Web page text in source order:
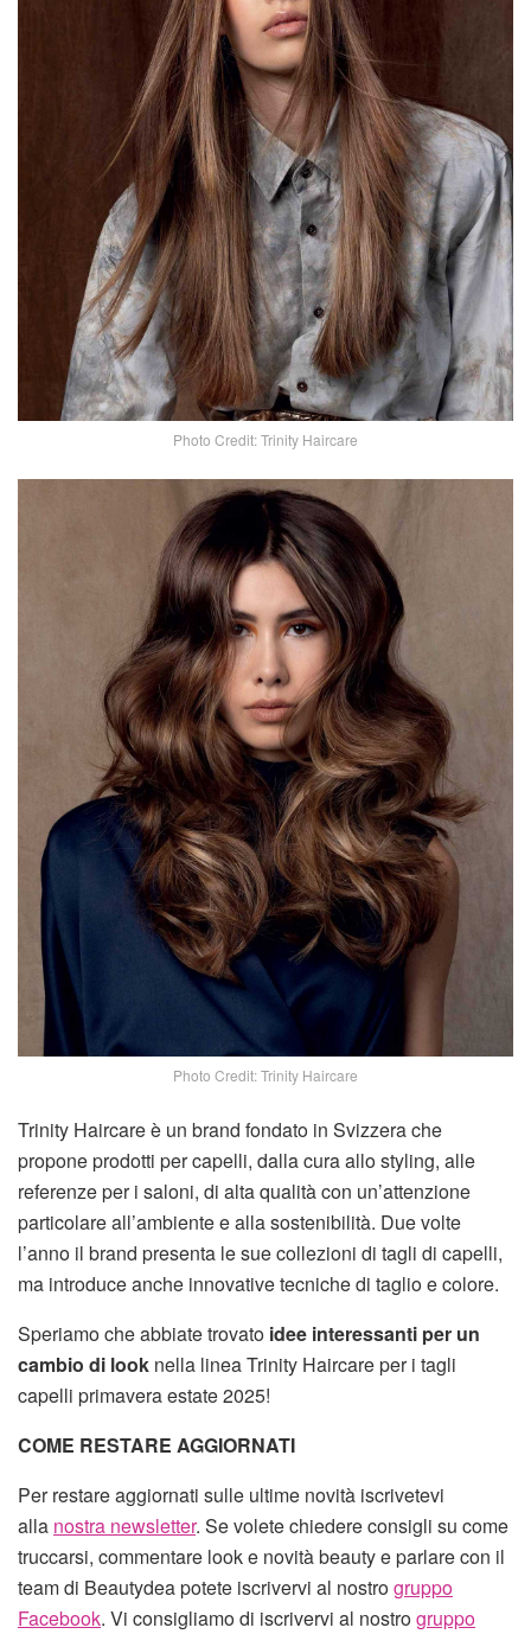
Photo Credit: Trinity Haircare
Photo Credit: Trinity Haircare
Trinity Haircare è un brand fondato in Svizzera che
propone prodotti per capelli, dalla cura allo styling, alle
referenze per i saloni, di alta qualità con un’attenzione
particolare all’ambiente e alla sostenibilità. Due volte
l’anno il brand presenta le sue collezioni di tagli di capelli,
ma introduce anche innovative tecniche di taglio e colore.
Speriamo che abbiate trovato idee interessanti per un
cambio di look nella linea Trinity Haircare per i tagli
capelli primavera estate 2025!
COME RESTARE AGGIORNATI
Per restare aggiornati sulle ultime novità iscrivetevi
alla nostra newsletter. Se volete chiedere consigli su come
truccarsi, commentare look e novità beauty e parlare con il
team di Beautydea potete iscrivervi al nostrogruppo
Facebook. Vi consigliamo di iscrivervi al nostrogruppo